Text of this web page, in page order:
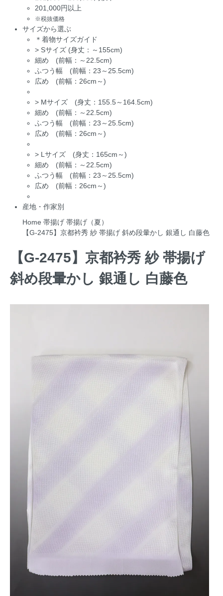
201,000円以上
※税抜価格
サイズから選ぶ
＊着物サイズガイド
> Sサイズ (身丈：～155cm)
細め (前幅：～22.5cm)
ふつう幅 (前幅：23～25.5cm)
広め (前幅：26cm～)
> Mサイズ (身丈：155.5～164.5cm)
細め (前幅：～22.5cm)
ふつう幅 (前幅：23～25.5cm)
広め (前幅：26cm～)
> Lサイズ (身丈：165cm～)
細め (前幅：～22.5cm)
ふつう幅 (前幅：23～25.5cm)
広め (前幅：26cm～)
産地・作家別
Home 帯揚げ 帯揚げ（夏）
【G-2475】京都衿秀 紗 帯揚げ 斜め段暈かし 銀通し 白藤色
【G-2475】京都衿秀 紗 帯揚げ
斜め段暈かし 銀通し 白藤色